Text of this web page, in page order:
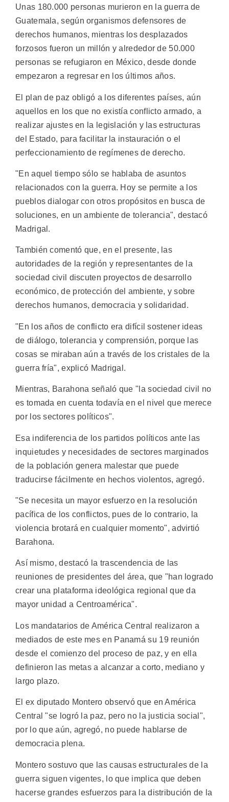
Unas 180.000 personas murieron en la guerra de
Guatemala, según organismos defensores de
derechos humanos, mientras los desplazados
forzosos fueron un millón y alrededor de 50.000
personas se refugiaron en México, desde donde
empezaron a regresar en los últimos años.
El plan de paz obligó a los diferentes países, aún
aquellos en los que no existía conflicto armado, a
realizar ajustes en la legislación y las estructuras
del Estado, para facilitar la instauración o el
perfeccionamiento de regímenes de derecho.
"En aquel tiempo sólo se hablaba de asuntos
relacionados con la guerra. Hoy se permite a los
pueblos dialogar con otros propósitos en busca de
soluciones, en un ambiente de tolerancia", destacó
Madrigal.
También comentó que, en el presente, las
autoridades de la región y representantes de la
sociedad civil discuten proyectos de desarrollo
económico, de protección del ambiente, y sobre
derechos humanos, democracia y solidaridad.
"En los años de conflicto era difícil sostener ideas
de diálogo, tolerancia y comprensión, porque las
cosas se miraban aún a través de los cristales de la
guerra fría", explicó Madrigal.
Mientras, Barahona señaló que "la sociedad civil no
es tomada en cuenta todavía en el nivel que merece
por los sectores políticos".
Esa indiferencia de los partidos políticos ante las
inquietudes y necesidades de sectores marginados
de la población genera malestar que puede
traducirse fácilmente en hechos violentos, agregó.
"Se necesita un mayor esfuerzo en la resolución
pacífica de los conflictos, pues de lo contrario, la
violencia brotará en cualquier momento", advirtió
Barahona.
Así mismo, destacó la trascendencia de las
reuniones de presidentes del área, que "han logrado
crear una plataforma ideológica regional que da
mayor unidad a Centroamérica".
Los mandatarios de América Central realizaron a
mediados de este mes en Panamá su 19 reunión
desde el comienzo del proceso de paz, y en ella
definieron las metas a alcanzar a corto, mediano y
largo plazo.
El ex diputado Montero observó que en América
Central "se logró la paz, pero no la justicia social",
por lo que aún, agregó, no puede hablarse de
democracia plena.
Montero sostuvo que las causas estructurales de la
guerra siguen vigentes, lo que implica que deben
hacerse grandes esfuerzos para la distribución de la